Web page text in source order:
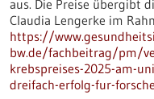
aus. Die Preise übergibt
Claudia Lengerke im
https://
bw.de/fachbeitrag/pm/
krebspreises-2025-am-
dreifach-erfolg-fur-